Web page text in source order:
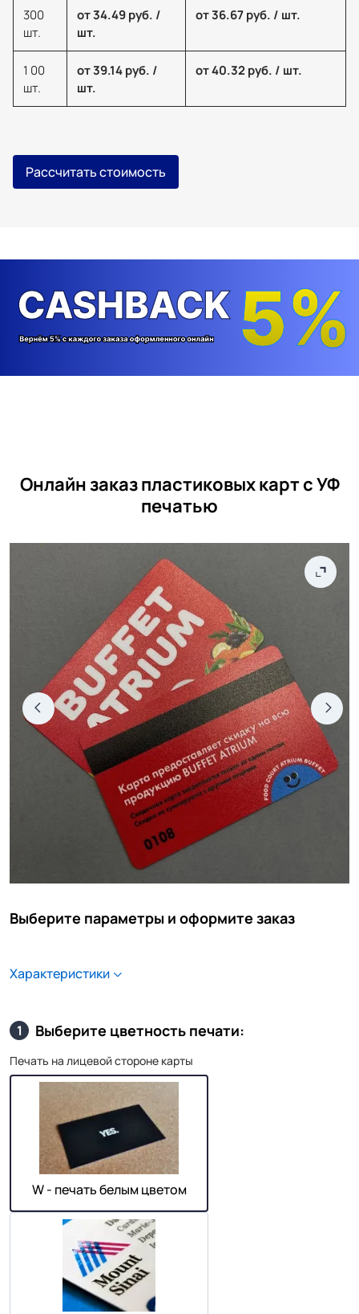
300
шт.
от 34.49 руб. /
шт.
от 36.67 руб. / шт.
1 00
шт.
от 39.14 руб. /
шт.
от 40.32 руб. / шт.
Рассчитать стоимость
Онлайн заказ пластиковых карт с УФ
печатью
Выберите параметры и оформите заказ
Характеристики
1 Выберите цветность печати:
Печать на лицевой стороне карты
W - печать белым цветом